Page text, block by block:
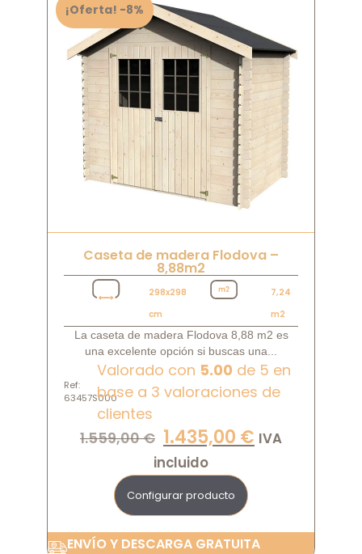
¡Oferta! -8%
Caseta de madera Flodova –
8,88m2
298x298
cm
7,24
m2
La caseta de madera Flodova 8,88 m2 es
una excelente opción si buscas una...
Ref:
63457S000
Valorado con 5.00 de 5 en
base a 3 valoraciones de
clientes
1.559,00€ 1.435,00 € IVA
incluido
Configurar producto
ENVÍO Y DESCARGA GRATUITA